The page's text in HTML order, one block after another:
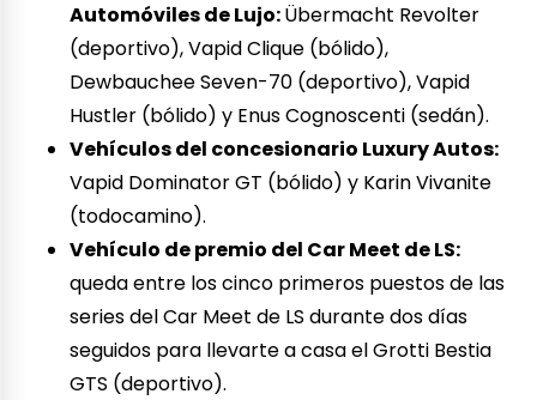
Automóviles de Lujo:Übermacht Revolter
(deportivo), Vapid Clique (bólido),
Dewbauchee Seven-70 (deportivo), Vapid
Hustler (bólido) y Enus Cognoscenti (sedán).
Vehículos del concesionario Luxury Autos:
Vapid Dominator GT (bólido) y Karin Vivanite
(todocamino).
Vehículo de premio del Car Meet de LS:
queda entre los cinco primeros puestos de las
series del Car Meet de LS durante dos días
seguidos para llevarte a casa el Grotti Bestia
GTS (deportivo).